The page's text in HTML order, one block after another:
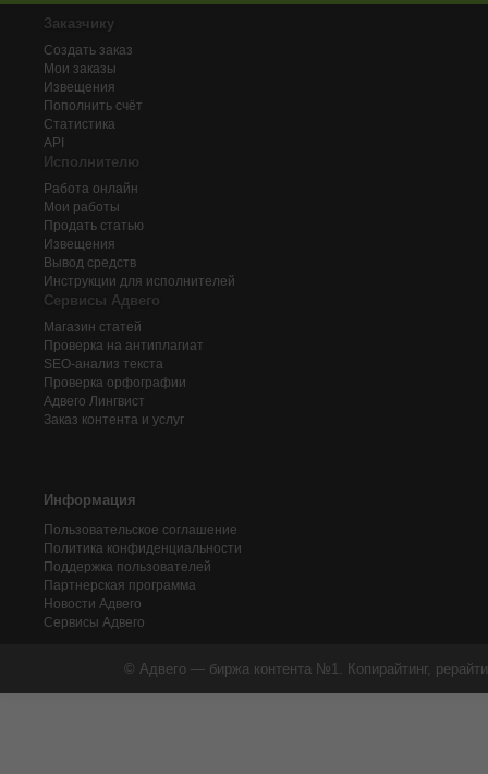
Заказчику
Создать заказ
Мои заказы
Извещения
Пополнить счёт
Статистика
API
Исполнителю
Работа онлайн
Мои работы
Продать статью
Извещения
Вывод средств
Инструкции для исполнителей
Сервисы Адвего
Магазин статей
Проверка на антиплагиат
SEO-анализ текста
Проверка орфографии
Адвего Лингвист
Заказ контента и услуг
Информация
Пользовательское соглашение
Политика конфиденциальности
Поддержка пользователей
Партнерская программа
Новости Адвего
Сервисы Адвего
© Адвего — биржа контента №1. Копирайтинг,